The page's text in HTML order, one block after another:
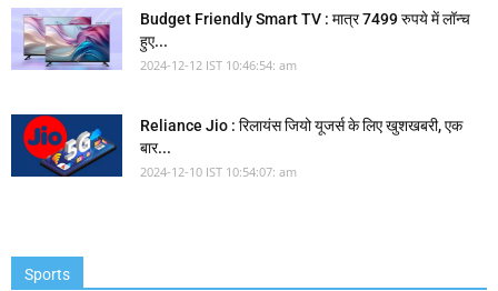
Budget Friendly Smart TV : मात्र 7499 रुपये में लॉन्च
हुए...
2024-12-12 IST 10:46:54: am
Reliance Jio : रिलायंस जियो यूजर्स के लिए खुशखबरी, एक
बार...
2024-12-10 IST 10:54:07: am
Sports